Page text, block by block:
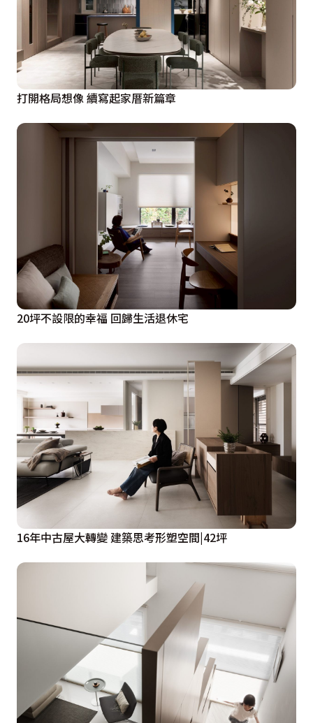
打開格局想像 續寫起家厝新篇章
20坪不設限的幸福 回歸生活退休宅
16年中古屋大轉變 建築思考形塑空間|42坪